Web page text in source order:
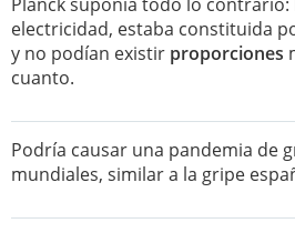
electricidad, estaba constituida
y no podían existir proporciones
cuanto.
Podría causar una pandemia de
mundiales, similar a la gripe